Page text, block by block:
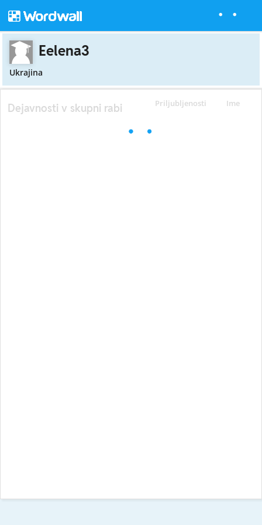
Eelena3
Ukrajina
Priljubljenosti Ime
Dejavnosti v skupni rabi